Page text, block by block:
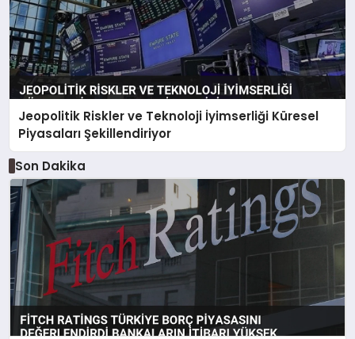
Jeopolitik Riskler ve Teknoloji İyimserliği Küresel
Piyasaları Şekillendiriyor
Son Dakika